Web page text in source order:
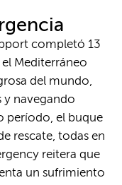
completó 13
Mediterráneo
del mundo,
y navegando
período, el buque
rescate, todas en
reitera que
un sufrimiento